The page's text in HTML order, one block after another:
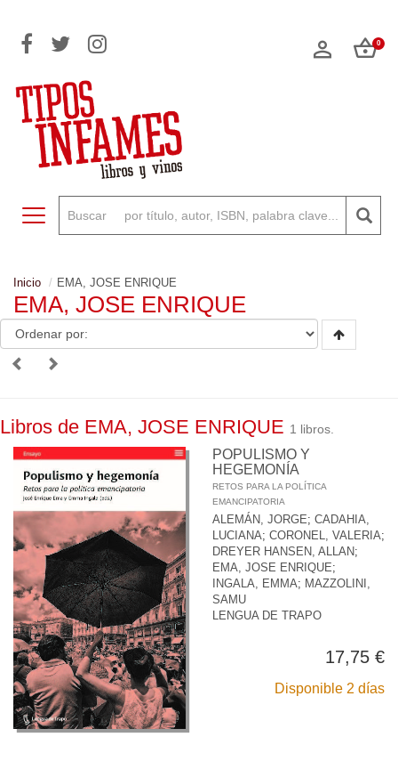
0
Toggle navigation
Inicio EMA, JOSE ENRIQUE
EMA, JOSE ENRIQUE
Libros de EMA, JOSE ENRIQUE 1 libros.
POPULISMO Y
HEGEMONÍA
RETOS PARA LA POLÍTICA
EMANCIPATORIA
ALEMÁN, JORGE; CADAHIA,
LUCIANA; CORONEL, VALERIA;
DREYER HANSEN, ALLAN ;
EMA, JOSE ENRIQUE;
INGALA, EMMA; MAZZOLINI,
SAMU
LENGUA DE TRAPO
17,75 €
Disponible 2 días